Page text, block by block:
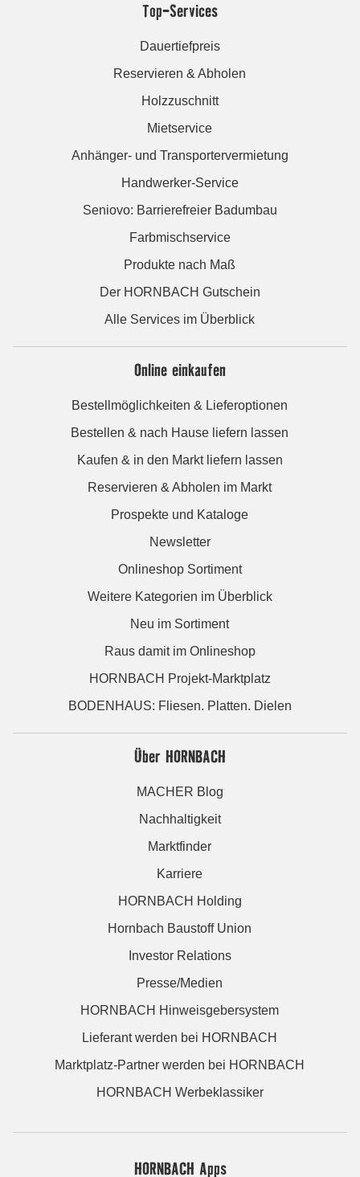
Top-Services
Dauertiefpreis
Reservieren & Abholen
Holzzuschnitt
Mietservice
Anhänger- und Transportervermietung
Handwerker-Service
Seniovo: Barrierefreier Badumbau
Farbmischservice
Produkte nach Maß
Der HORNBACH Gutschein
Alle Services im Überblick
Online einkaufen
Bestellmöglichkeiten & Lieferoptionen
Bestellen & nach Hause liefern lassen
Kaufen & in den Markt liefern lassen
Reservieren & Abholen im Markt
Prospekte und Kataloge
Newsletter
Onlineshop Sortiment
Weitere Kategorien im Überblick
Neu im Sortiment
Raus damit im Onlineshop
HORNBACH Projekt-Marktplatz
BODENHAUS: Fliesen. Platten. Dielen
Über HORNBACH
MACHER Blog
Nachhaltigkeit
Marktfinder
Karriere
HORNBACH Holding
Hornbach Baustoff Union
Investor Relations
Presse/Medien
HORNBACH Hinweisgebersystem
Lieferant werden bei HORNBACH
Marktplatz-Partner werden bei HORNBACH
HORNBACH Werbeklassiker
HORNBACH Apps